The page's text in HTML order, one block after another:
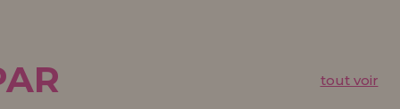
tout voir